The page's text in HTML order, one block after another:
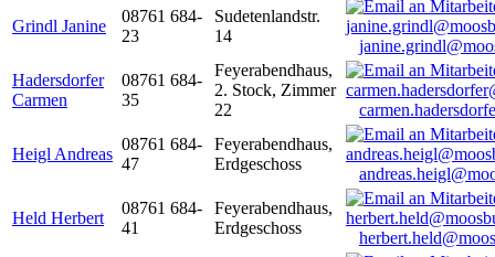
Grindl Janine
08761 684-
23
Sudetenlandstr.
14
Hadersdorfer
Carmen
08761 684-
35
Feyerabendhaus,
2. Stock, Zimmer
22
Heigl Andreas
08761 684-
47
Feyerabendhaus,
Erdgeschoss
Held Herbert
08761 684-
41
Feyerabendhaus,
Erdgeschoss